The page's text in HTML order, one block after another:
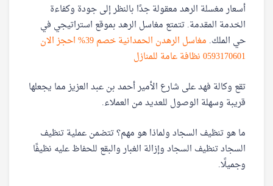
أسعار مغسلة الرهد معقولة جدًا بالنظر إلى جودة وكفاءة
الخدمة المقدمة. تتمتع مغاسل الرهد بموقع استراتيجي في
حي الملك.
مغاسل الرهدن الحمدانية خصم 39% احجز الان
0593170601 نظافة عامة للمنازل
تقع وكالة فهد على شارع الأمير أحمد بن عبد العزيز مما يجعلها
قريبة وسهلة الوصول للعديد من العملاء.
ما هو تنظيف السجاد ولماذا هو مهم؟ تتضمن عملية تنظيف
السجاد تنظيف السجاد وإزالة الغبار والبقع للحفاظ عليه نظيفًا
وجميلًا.